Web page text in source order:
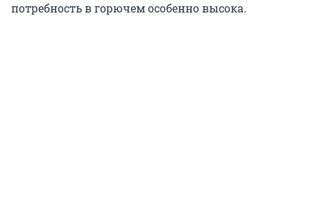
потребность в горючем особенно высока.